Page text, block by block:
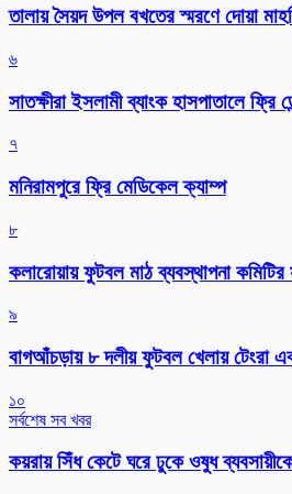
তালায় সৈয়দ উপল বখতের স্মরণে দোয়া
৬
সাতক্ষীরা ইসলামী ব্যাংক হাসপাতালে ফ্রি
৭
মনিরামপুরে ফ্রি মেডিকেল ক্যাম্প
৮
কলারোয়ায় ফুটবল মাঠ ব্যবস্থাপনা কমিটির
৯
বাগআঁচড়ায় ৮ দলীয় ফুটবল খেলায় টেংরা
১০
সর্বশেষ সব খবর
কয়রায় সিঁধ কেটে ঘরে ঢুকে ওষুধ